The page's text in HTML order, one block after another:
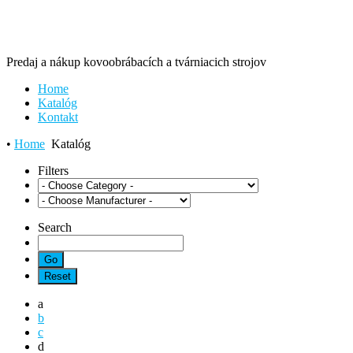
Predaj a nákup kovoobrábacích a tvárniacich strojov
Home
Katalóg
Kontakt
• Home Katalóg
Filters
Search
a
b
c
d